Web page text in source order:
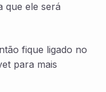
que ele será
fique ligado no
para mais